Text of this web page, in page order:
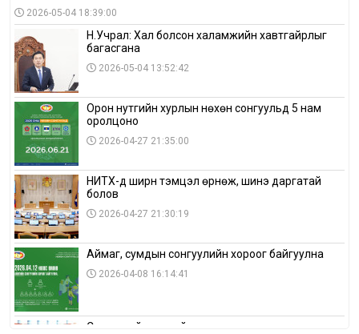
2026-05-04 18:39:00
Н.Учрал: Хал болсон халамжийн хавтгайрлыг
багасгана
2026-05-04 13:52:42
Орон нутгийн хурлын нөхөн сонгуульд 5 нам
оролцоно
2026-04-27 21:35:00
НИТХ-д ширүүн тэмцэл өрнөж, шинэ даргатай
болов
2026-04-27 21:30:19
Аймаг, сумдын сонгуулийн хороог байгуулна
2026-04-08 16:14:41
Сонгуулийн хуулийн зөрчил, шалгах,